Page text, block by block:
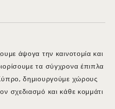
άψογα την καινοτομία και
τα σύγχρονα έπιπλα
δημιουργούμε χώρους
σχεδιασμό και κάθε κομμάτι